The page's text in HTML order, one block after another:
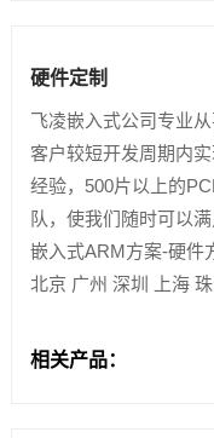
淘宝商城
新闻中心
技术论坛
硬件定制
飞凌嵌入式公司专业
客户较短开发周期内
经验，500片以上的
队，使我们随时可以
嵌入式ARM方案-硬件
北京 广州 深圳 上海
相关产品：